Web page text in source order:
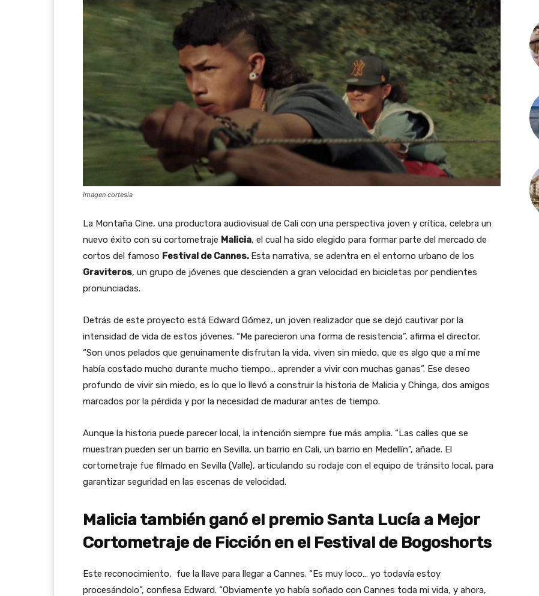
Imagen cortesía
La Montaña Cine, una productora audiovisual de Cali con una perspectiva joven y crítica, celebra un
nuevo éxito con su cortometraje Malicia, el cual ha sido elegido para formar parte del mercado de
cortos del famoso Festival de Cannes. Esta narrativa, se adentra en el entorno urbano de los
Graviteros, un grupo de jóvenes que descienden a gran velocidad en bicicletas por pendientes
pronunciadas.
Detrás de este proyecto está Edward Gómez, un joven realizador que se dejó cautivar por la
intensidad de vida de estos jóvenes. “Me parecieron una forma de resistencia”, afirma el director.
“Son unos pelados que genuinamente disfrutan la vida, viven sin miedo, que es algo que a mí me
había costado mucho durante mucho tiempo… aprender a vivir con muchas ganas”. Ese deseo
profundo de vivir sin miedo, es lo que lo llevó a construir la historia de Malicia y Chinga, dos amigos
marcados por la pérdida y por la necesidad de madurar antes de tiempo.
Aunque la historia puede parecer local, la intención siempre fue más amplia. “Las calles que se
muestran pueden ser un barrio en Sevilla, un barrio en Cali, un barrio en Medellín”, añade. El
cortometraje fue filmado en Sevilla (Valle), articulando su rodaje con el equipo de tránsito local, para
garantizar seguridad en las escenas de velocidad.
Malicia también ganó el premio Santa Lucía a Mejor
Cortometraje de Ficción en el Festival de Bogoshorts
Este reconocimiento, fue la llave para llegar a Cannes. “Es muy loco… yo todavía estoy
procesándolo”, confiesa Edward. “Obviamente yo había soñado con Cannes toda mi vida, y ahora,